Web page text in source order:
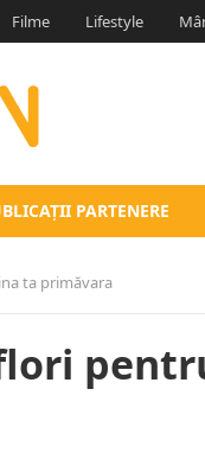
Filme Lifestyle
PARTENERE
ta primăvara